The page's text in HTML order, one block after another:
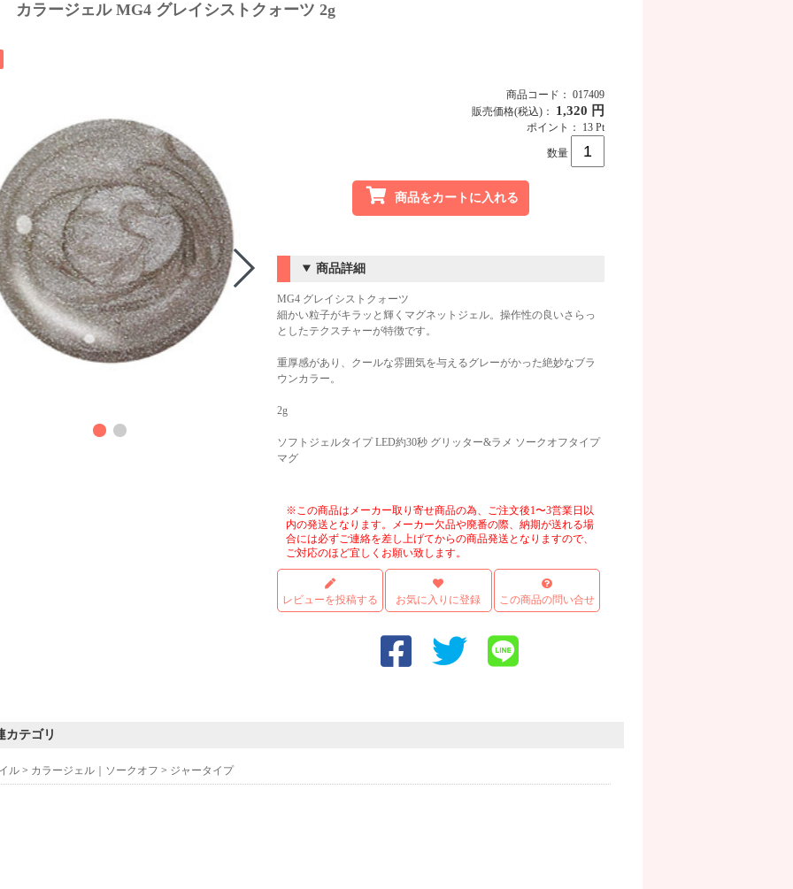
カラージェル MG4 グレイシストクォーツ 2g
商品コード： 017409
販売価格(税込)： 1,320 円
ポイント： 13 Pt
数量
商品をカートに入れる
商品詳細
MG4 グレイシストクォーツ
細かい粒子がキラッと輝くマグネットジェル。操作性の良いさらっ
としたテクスチャーが特徴です。
重厚感があり、クールな雰囲気を与えるグレーがかった絶妙なブラ
ウンカラー。
2g
ソフトジェルタイプ LED約30秒 グリッター&ラメ ソークオフタイプ
マグ
※この商品はメーカー取り寄せ商品の為、ご注文後1〜3営業日以
内の発送となります。メーカー欠品や廃番の際、納期が送れる場
合には必ずご連絡を差し上げてからの商品発送となりますので、
ご対応のほど宜しくお願い致します。
レビューを投稿する お気に入りに登録 この商品の問い合せ
カテゴリ
ル > カラージェル｜ソークオフ > ジャータイプ